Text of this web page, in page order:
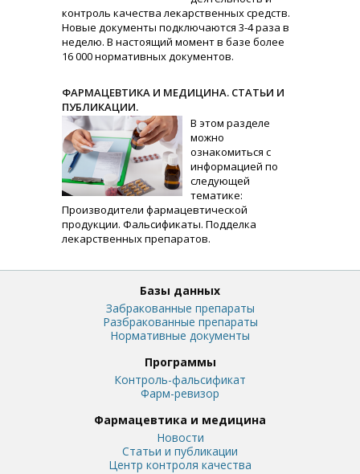
контроль качества лекарственных средств.
Новые документы подключаются 3-4 раза в
неделю. В настоящий момент в базе более
16 000 нормативных документов.
ФАРМАЦЕВТИКА И МЕДИЦИНА. СТАТЬИ И
ПУБЛИКАЦИИ.
В этом разделе
можно
ознакомиться с
информацией по
следующей
тематике:
Производители фармацевтической
продукции. Фальсификаты. Подделка
лекарственных препаратов.
Базы данных
Забракованные препараты
Разбракованные препараты
Нормативные документы
Программы
Контроль-фальсификат
Фарм-ревизор
Фармацевтика и медицина
Новости
Статьи и публикации
Центр контроля качества